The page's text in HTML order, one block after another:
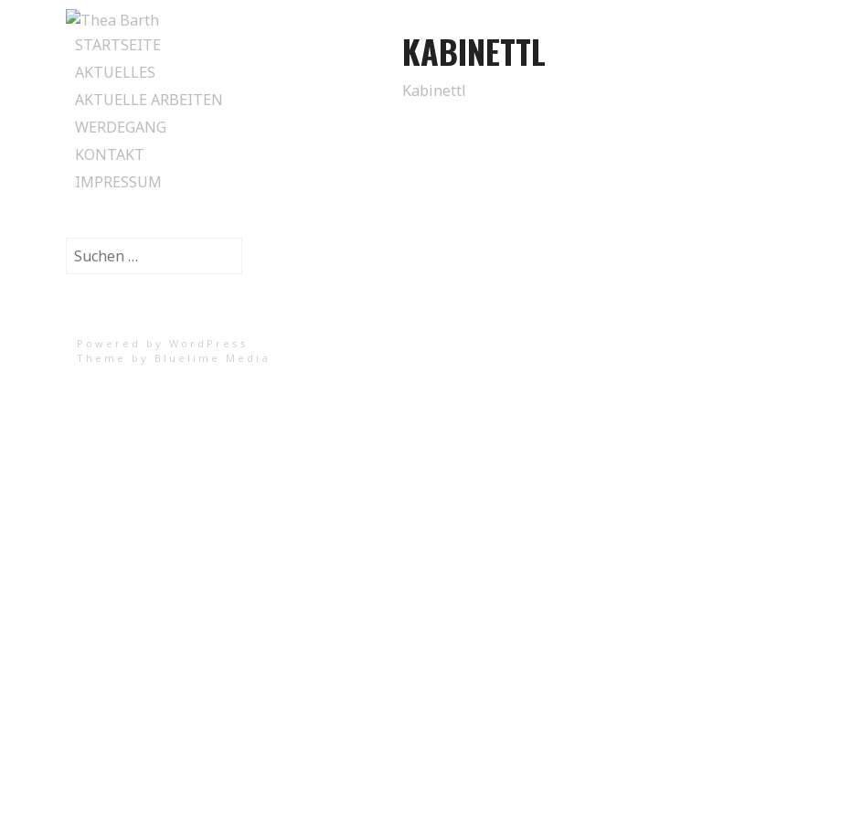
Skip
STARTSEITE
AKTUELLES
AKTUELLE ARBEITEN
WERDEGANG
KONTAKT
IMPRESSUM
KABINETTL
Kabinettl
Suchen
Powered by WordPress
Theme by Bluelime Media